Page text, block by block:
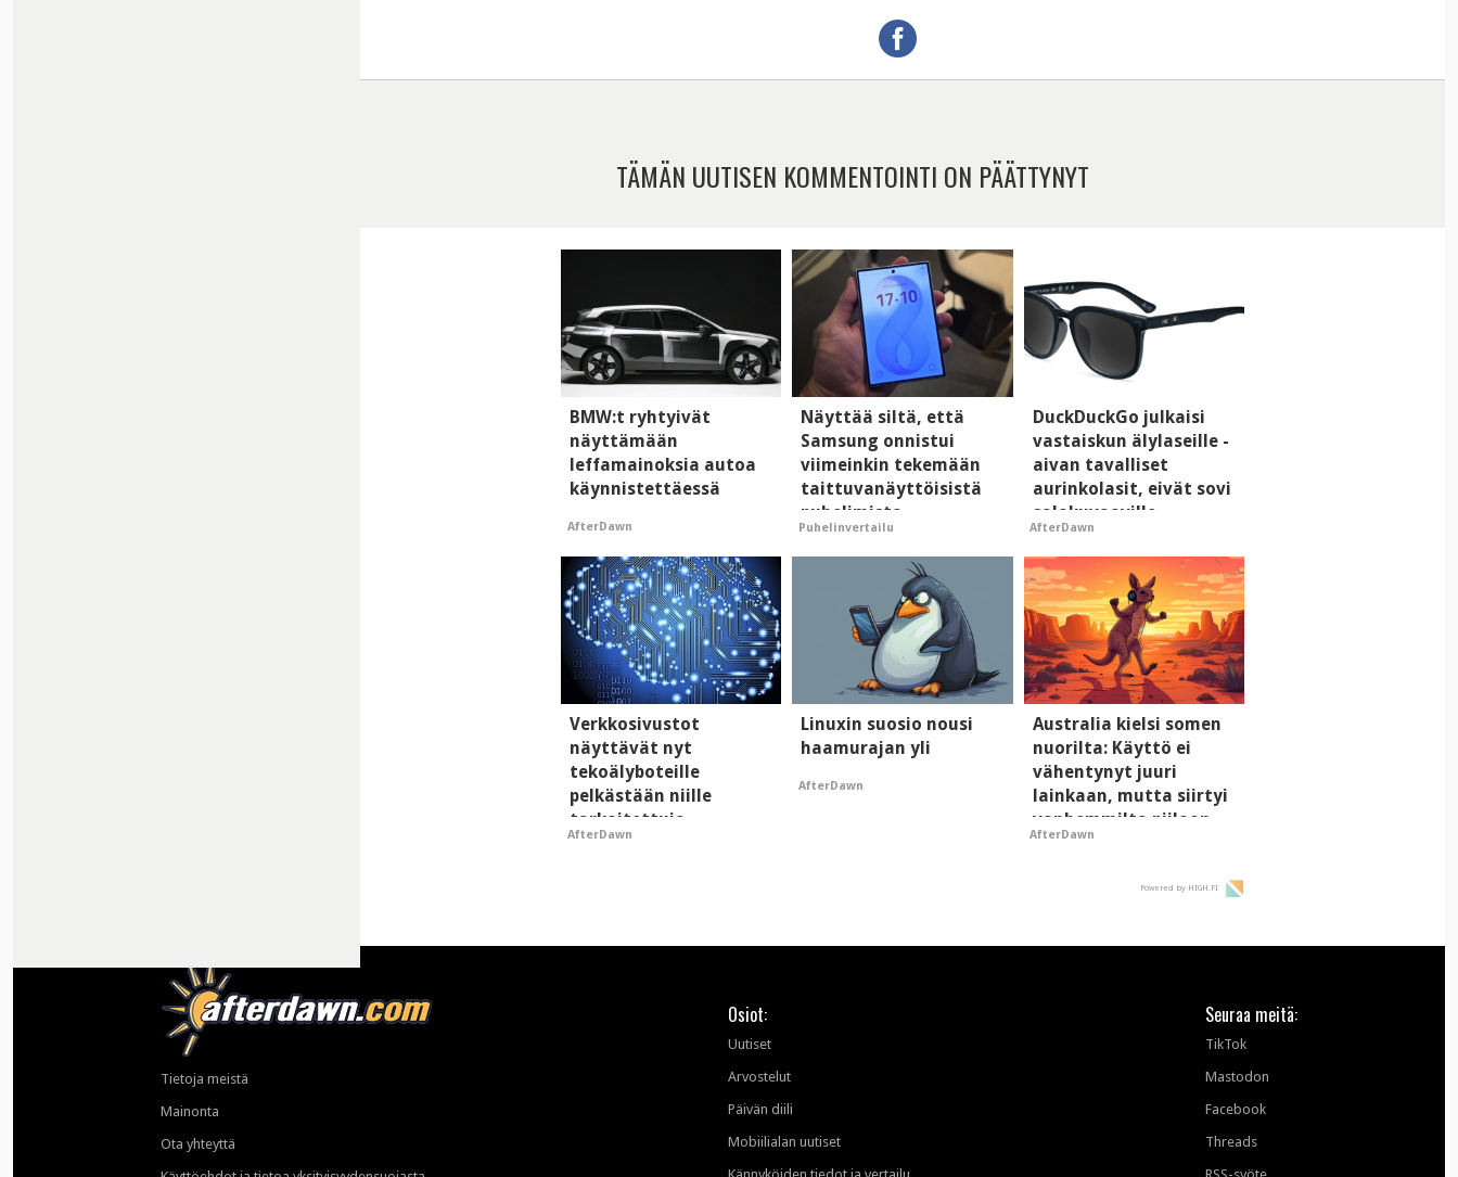
TÄMÄN UUTISEN KOMMENTOINTI ON PÄÄTTYNYT
BMW:t ryhtyivät
näyttämään
leffamainoksia autoa
käynnistettäessä
AfterDawn
Näyttää siltä, että
Samsung onnistui
viimeinkin tekemään
taittuvanäyttöisistä
puhelimista
supersuosittuja
Puhelinvertailu
DuckDuckGo julkaisi
vastaiskun älylaseille -
aivan tavalliset
aurinkolasit, eivät sovi
salakuvaaville
hyypiöille
AfterDawn
Verkkosivustot
näyttävät nyt
tekoälyboteille
pelkästään niille
tarkoitettuja
mainoksia - vaikuttaa
AfterDawn
Linuxin suosio nousi
haamurajan yli
AfterDawn
Australia kielsi somen
nuorilta: Käyttö ei
vähentynyt juuri
lainkaan, mutta siirtyi
vanhemmilta piiloon
AfterDawn
Powered by HIGH.FI
Tietoja meistä
Mainonta
Ota yhteyttä
Osiot:
Uutiset
Arvostelut
Päivän diili
Mobiilialan uutiset
Seuraa meitä:
TikTok
Mastodon
Facebook
Threads